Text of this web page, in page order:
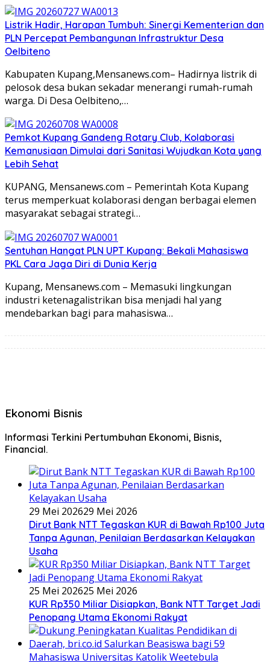
Listrik Hadir, Harapan Tumbuh: Sinergi Kementerian dan
PLN Percepat Pembangunan Infrastruktur Desa
Oelbiteno
Kabupaten Kupang,Mensanews.com– Hadirnya listrik di
pelosok desa bukan sekadar menerangi rumah-rumah
warga. Di Desa Oelbiteno,…
Pemkot Kupang Gandeng Rotary Club, Kolaborasi
Kemanusiaan Dimulai dari Sanitasi Wujudkan Kota yang
Lebih Sehat
KUPANG, Mensanews.com – Pemerintah Kota Kupang
terus memperkuat kolaborasi dengan berbagai elemen
masyarakat sebagai strategi…
Sentuhan Hangat PLN UPT Kupang: Bekali Mahasiswa
PKL Cara Jaga Diri di Dunia Kerja
Kupang, Mensanews.com – Memasuki lingkungan
industri ketenagalistrikan bisa menjadi hal yang
mendebarkan bagi para mahasiswa…
Ekonomi Bisnis
Informasi Terkini Pertumbuhan Ekonomi, Bisnis,
Financial.
29 Mei 202629 Mei 2026
Dirut Bank NTT Tegaskan KUR di Bawah Rp100 Juta
Tanpa Agunan, Penilaian Berdasarkan Kelayakan
Usaha
25 Mei 202625 Mei 2026
KUR Rp350 Miliar Disiapkan, Bank NTT Target Jadi
Penopang Utama Ekonomi Rakyat